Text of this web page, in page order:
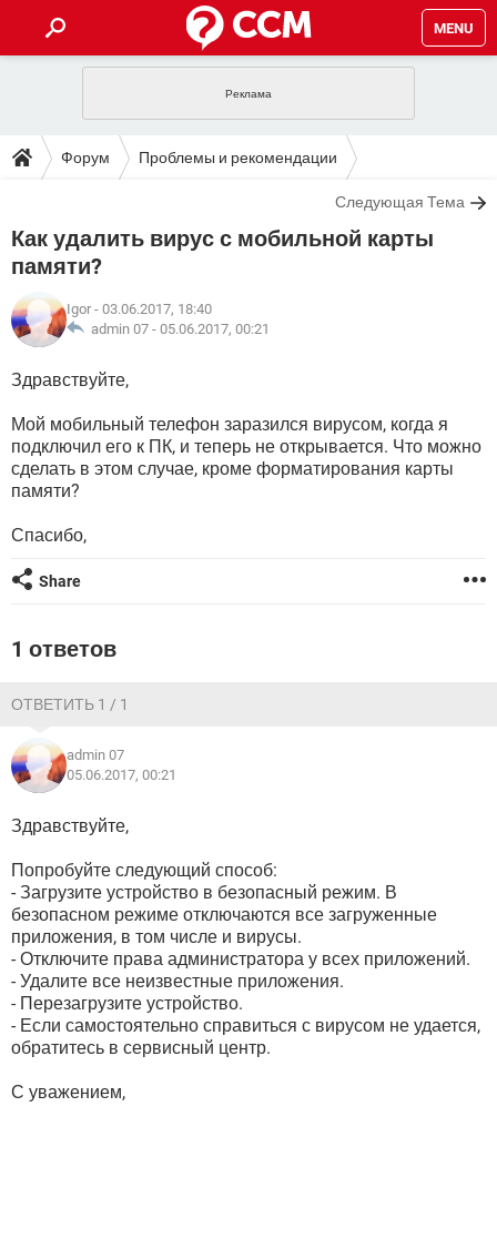
MENU
INSTAGRAM FACEBOOK
WINDOWS 10
ВКОНТАКТЕ ВИДЕО
GOOGLE
ПОЛЕЗНЫЕ СОВЕТЫ
TIKTOK
FACEBOOK
WINDOWS 10
ВИДЕО GOOGLE
TIKTOK TELEGRAM
WHATSAPP
FACEBOOK
ВИДЕО
YANDEX
ФОРУМ
TIKTOK
WHATSAPP INSTAGRAM
ВИДЕО GOOGLE
YANDEX
ЭНЦИКЛОПЕДИЯ
WHATSAPP
FACEBOOK ИГРЫ
WINDOWS 10 ВКОНТАКТЕ
YANDEX
Форум Проблемы и рекомендации
Следующая Тема
Как удалить вирус с мобильной карты
памяти?
Igor - 03.06.2017, 18:40
admin 07 - 05.06.2017, 00:21
Здравствуйте,
Мой мобильный телефон заразился вирусом, когда я
подключил его к ПК, и теперь не открывается. Что можно
сделать в этом случае, кроме форматирования карты
памяти?
Спасибо,
Share
1 ответов
ОТВЕТИТЬ 1 / 1
admin 07
05.06.2017, 00:21
Здравствуйте,
Попробуйте следующий способ:
- Загрузите устройство в безопасный режим. В
безопасном режиме отключаются все загруженные
приложения, в том числе и вирусы.
- Отключите права администратора у всех приложений.
- Удалите все неизвестные приложения.
- Перезагрузите устройство.
- Если самостоятельно справиться с вирусом не удается,
обратитесь в сервисный центр.
С уважением,